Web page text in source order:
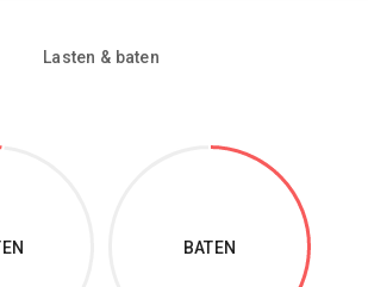
Lasten & baten
BATEN